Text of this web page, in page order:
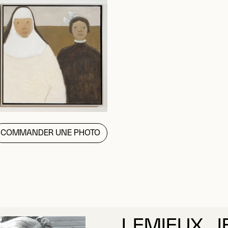
COMMANDER UNE PHOTO